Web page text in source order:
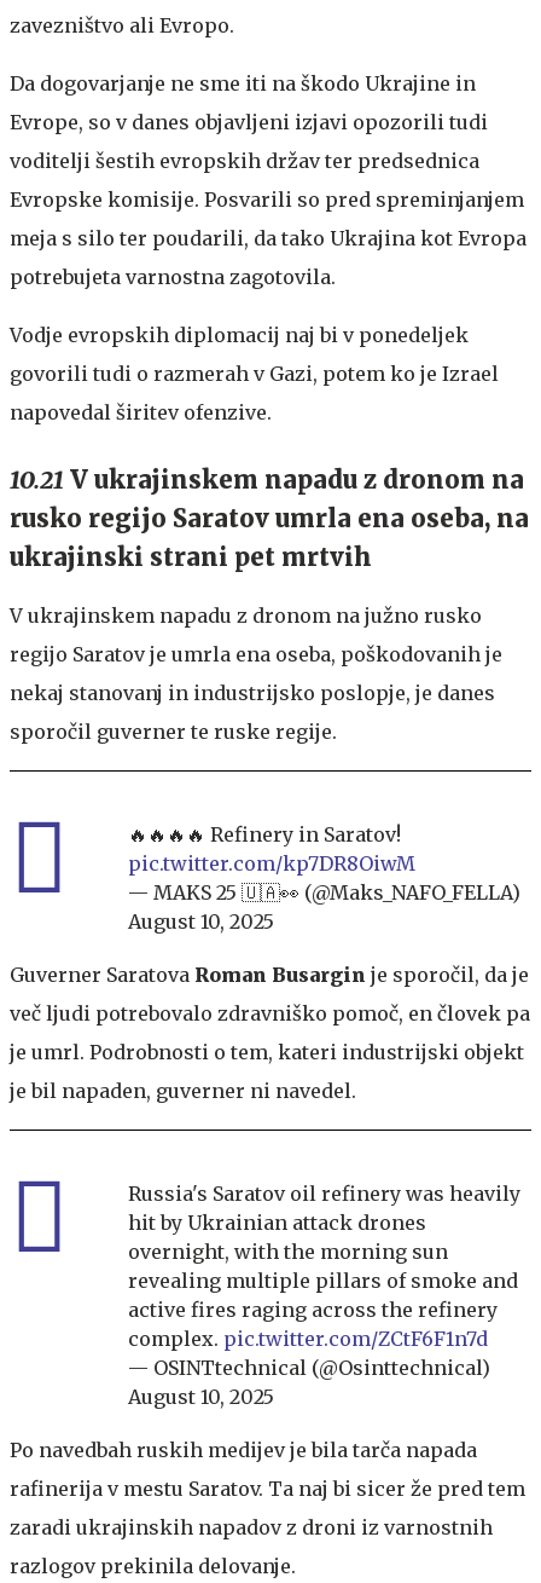
zavezništvo ali Evropo.
Da dogovarjanje ne sme iti na škodo Ukrajine in
Evrope, so v danes objavljeni izjavi opozorili tudi
voditelji šestih evropskih držav ter predsednica
Evropske komisije. Posvarili so pred spreminjanjem
meja s silo ter poudarili, da tako Ukrajina kot Evropa
potrebujeta varnostna zagotovila.
Vodje evropskih diplomacij naj bi v ponedeljek
govorili tudi o razmerah v Gazi, potem ko je Izrael
napovedal širitev ofenzive.
10.21 V ukrajinskem napadu z dronom na
rusko regijo Saratov umrla ena oseba, na
ukrajinski strani pet mrtvih
V ukrajinskem napadu z dronom na južno rusko
regijo Saratov je umrla ena oseba, poškodovanih je
nekaj stanovanj in industrijsko poslopje, je danes
sporočil guverner te ruske regije.
🔥🔥🔥🔥 Refinery in Saratov!
pic.twitter.com/kp7DR8OiwM
— MAKS 25 🇺🇦👀 (@Maks_NAFO_FELLA)
August 10, 2025
Guverner Saratova Roman Busargin je sporočil, da je
več ljudi potrebovalo zdravniško pomoč, en človek pa
je umrl. Podrobnosti o tem, kateri industrijski objekt
je bil napaden, guverner ni navedel.
Russia's Saratov oil refinery was heavily
hit by Ukrainian attack drones
overnight, with the morning sun
revealing multiple pillars of smoke and
active fires raging across the refinery
complex. pic.twitter.com/ZCtF6F1n7d
— OSINTtechnical (@Osinttechnical)
August 10, 2025
Po navedbah ruskih medijev je bila tarča napada
rafinerija v mestu Saratov. Ta naj bi sicer že pred tem
zaradi ukrajinskih napadov z droni iz varnostnih
razlogov prekinila delovanje.